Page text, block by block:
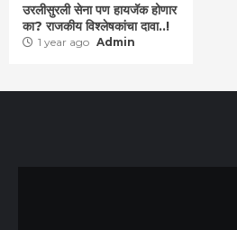
उरलीसुरली सेना पण हायजॅक होणार
का? राजकीय विश्लेषकांचा दावा..!
1 year ago Admin